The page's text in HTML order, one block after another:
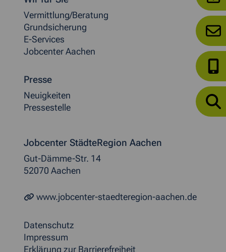
Vermittlung/Beratung
Grundsicherung
E-Services
Jobcenter Aachen
Presse
Neuigkeiten
Pressestelle
Jobcenter StädteRegion Aachen
Gut-Dämme-Str. 14
52070 Aachen
www.jobcenter-staedteregion-aachen.de
Datenschutz
Impressum
Erklärung zur Barrierefreiheit